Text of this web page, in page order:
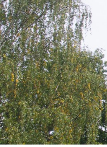
für
und
Klinische